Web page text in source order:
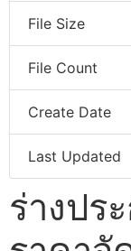
File Size
File Count
Create Date
Last Updated
ร่างปร